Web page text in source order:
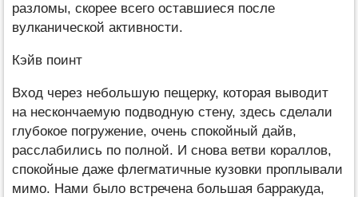
разломы, скорее всего оставшиеся после
вулканической активности.
Кэйв поинт
Вход через небольшую пещерку, которая выводит
на нескончаемую подводную стену, здесь сделали
глубокое погружение, очень спокойный дайв,
расслабились по полной. И снова ветви кораллов,
спокойные даже флегматичные кузовки проплывали
мимо. Нами было встречена большая барракуда,